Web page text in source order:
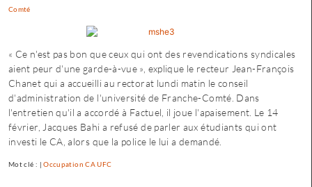
de
l’Université
Franche-
Comté
:
Comté
« Ce n'est pas bon que ceux qui ont des revendications syndicales
aient peur d'une garde-à-vue », explique le recteur Jean-François
Chanet qui a accueilli au rectorat lundi matin le conseil
d'administration de l'université de Franche-Comté. Dans
l'entretien qu'il a accordé à Factuel, il joue l'apaisement. Le 14
février, Jacques Bahi a refusé de parler aux étudiants qui ont
investi le CA, alors que la police le lui a demandé.
Mot clé : |Occupation CA UFC